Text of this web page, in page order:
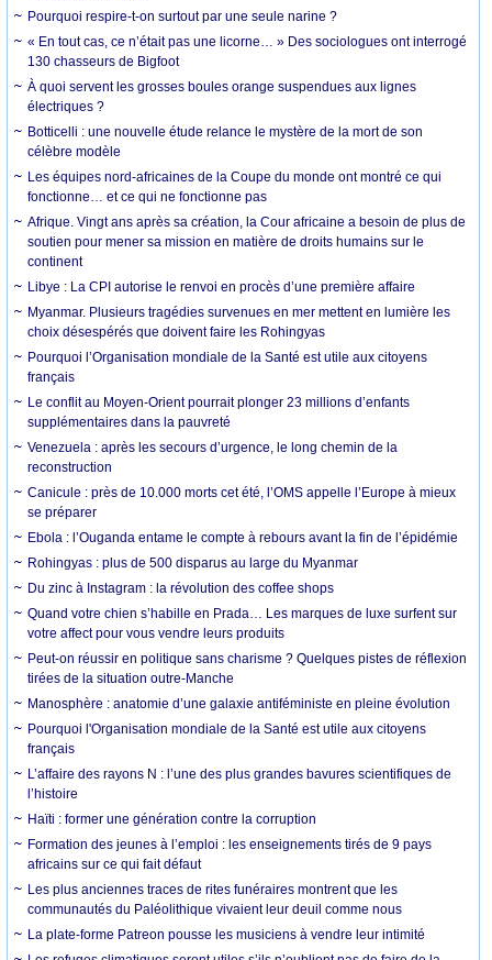
Pourquoi respire-t-on surtout par une seule narine ?
« En tout cas, ce n’était pas une licorne… » Des sociologues ont interrogé
130 chasseurs de Bigfoot
À quoi servent les grosses boules orange suspendues aux lignes
électriques ?
Botticelli : une nouvelle étude relance le mystère de la mort de son
célèbre modèle
Les équipes nord-africaines de la Coupe du monde ont montré ce qui
fonctionne… et ce qui ne fonctionne pas
Afrique. Vingt ans après sa création, la Cour africaine a besoin de plus de
soutien pour mener sa mission en matière de droits humains sur le
continent
Libye : La CPI autorise le renvoi en procès d’une première affaire
Myanmar. Plusieurs tragédies survenues en mer mettent en lumière les
choix désespérés que doivent faire les Rohingyas
Pourquoi l’Organisation mondiale de la Santé est utile aux citoyens
français
Le conflit au Moyen-Orient pourrait plonger 23 millions d’enfants
supplémentaires dans la pauvreté
Venezuela : après les secours d’urgence, le long chemin de la
reconstruction
Canicule : près de 10.000 morts cet été, l’OMS appelle l’Europe à mieux
se préparer
Ebola : l’Ouganda entame le compte à rebours avant la fin de l’épidémie
Rohingyas : plus de 500 disparus au large du Myanmar
Du zinc à Instagram : la révolution des coffee shops
Quand votre chien s’habille en Prada… Les marques de luxe surfent sur
votre affect pour vous vendre leurs produits
Peut-on réussir en politique sans charisme ? Quelques pistes de réflexion
tirées de la situation outre-Manche
Manosphère : anatomie d’une galaxie antiféministe en pleine évolution
Pourquoi l'Organisation mondiale de la Santé est utile aux citoyens
français
L’affaire des rayons N : l’une des plus grandes bavures scientifiques de
l’histoire
Haïti : former une génération contre la corruption
Formation des jeunes à l’emploi : les enseignements tirés de 9 pays
africains sur ce qui fait défaut
Les plus anciennes traces de rites funéraires montrent que les
communautés du Paléolithique vivaient leur deuil comme nous
La plate-forme Patreon pousse les musiciens à vendre leur intimité